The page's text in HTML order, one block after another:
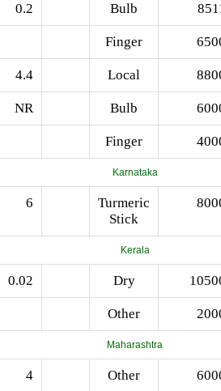
0.2 Bulb
Finger
4.4 Local
NR Bulb
Finger
Karnataka
6
Turmeric
Stick
Kerala
0.02 Dry
Other
Maharashtra
4 Other